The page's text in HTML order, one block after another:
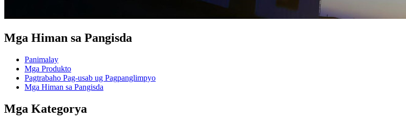
Mga Himan sa Pangisda
Panimalay
Mga Produkto
Pagtrabaho Pag-usab ug Pagpanglimpyo
Mga Himan sa Pangisda
Mga Kategorya